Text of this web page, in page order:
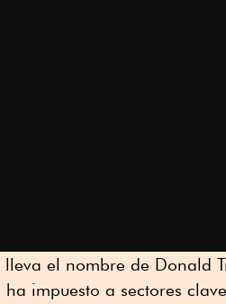
lleva el nombre de Donald
impuesto a sectores